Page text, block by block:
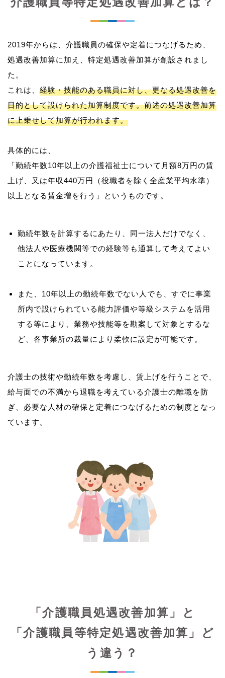
2019年からは、介護職員の確保や定着につなげるため、
処遇改善加算に加え、特定処遇改善加算が創設されまし
た。
これは、 経験・技能のある職員に対し、更なる処遇改善を
目的として設けられた加算制度です。前述の処遇改善加算
に上乗せして加算が行われます。
具体的には、
「勤続年数10年以上の介護福祉士について月額8万円の賃
上げ、又は年収440万円（役職者を除く全産業平均水準）
勤続年数を計算するにあたり、同一法人だけでなく、
他法人や医療機関等での経験等も通算して考えてよい
ことになっています。
また、10年以上の勤続年数でない人でも、すでに事業
所内で設けられている能力評価や等級システムを活用
する等により、業務や技能等を勘案して対象とするな
ど、各事業所の裁量により柔軟に設定が可能です。
介護士の技術や勤続年数を考慮し、賃上げを行うことで、
給与面での不満から退職を考えている介護士の離職を防
ぎ、必要な人材の確保と定着につなげるための制度となっ
ています。
「介護職員処遇改善加算」と
「介護職員等特定処遇改善加算」ど
う違う？